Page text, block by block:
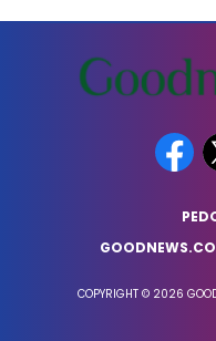
COPYRIGHT © 2026